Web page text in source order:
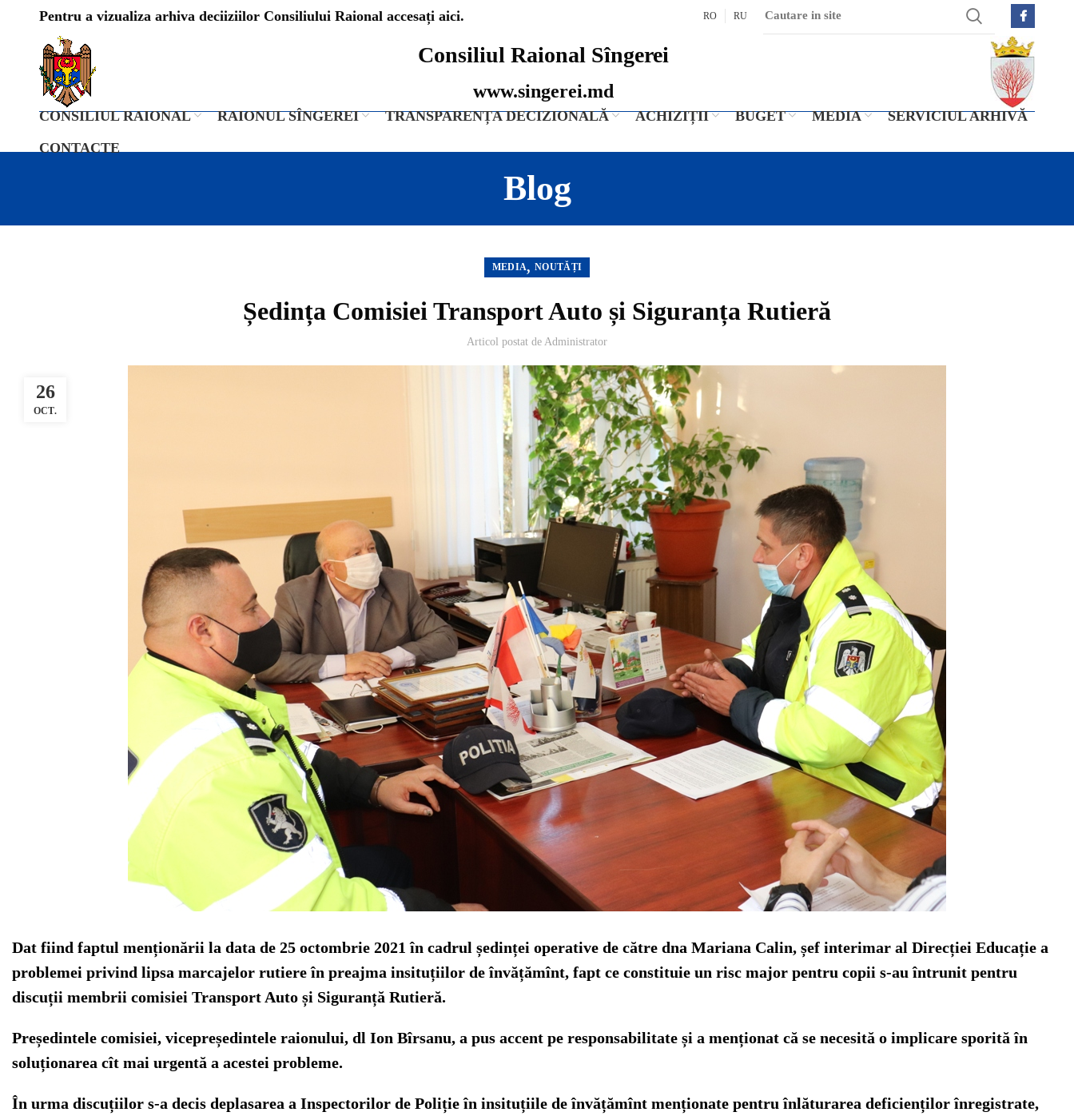
Pentru a vizualiza arhiva deciiziilor Consiliului Raional accesați aici. RO RU
Consiliul Raional Sîngerei
www.singerei.md
CONSILIUL RAIONAL RAIONUL SÎNGEREI TRANSPARENȚA DECIZIONALĂ ACHIZIȚII BUGET MEDIA
SERVICIUL ARHIVĂ
CONTACTE
Blog
MEDIA,NOUTĂȚI
Ședința Comisiei Transport Auto și Siguranța Rutieră
Articol postat de Administrator
26
OCT.
Dat fiind faptul menționării la data de 25 octombrie 2021 în cadrul ședinței operative de către dna Mariana Calin, șef interimar al Direcției Educație a
problemei privind lipsa marcajelor rutiere în preajma insituțiilor de învățămînt, fapt ce constituie un risc major pentru copii s-au întrunit pentru
discuții membrii comisiei Transport Auto și Siguranță Rutieră.
Președintele comisiei, vicepreședintele raionului, dl Ion Bîrsanu, a pus accent pe responsabilitate și a menționat că se necesită o implicare sporită în
soluționarea cît mai urgentă a acestei probleme.
În urma discuțiilor s-a decis deplasarea a Inspectorilor de Poliție în insituțiile de învățămînt menționate pentru înlăturarea deficienților înregistrate,